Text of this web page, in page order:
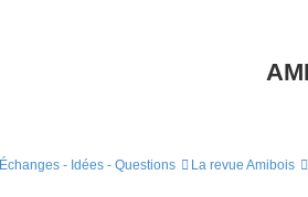
Échanges - Idées - Questions La revue Amibois